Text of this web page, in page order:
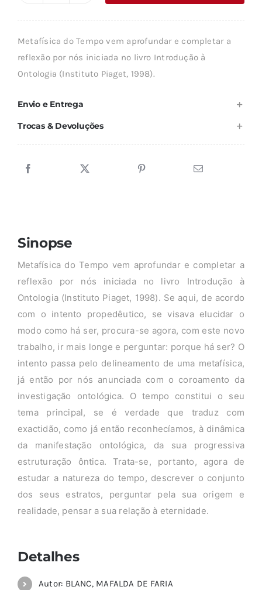
era:
é:
Metafísica do Tempo vem aprofundar e completar a
reflexão por nós iniciada no livro Introdução à
Ontologia (Instituto Piaget, 1998).
Envio e Entrega
Trocas & Devoluções
Sinopse
Metafísica do Tempo vem aprofundar e completar a
reflexão por nós iniciada no livro Introdução à
Ontologia (Instituto Piaget, 1998). Se aqui, de acordo
com o intento propedêutico, se visava elucidar o
modo como há ser, procura-se agora, com este novo
trabalho, ir mais longe e perguntar: porque há ser? O
intento passa pelo delineamento de uma metafísica,
já então por nós anunciada com o coroamento da
investigação ontológica. O tempo constitui o seu
tema principal, se é verdade que traduz com
exactidão, como já então reconhecíamos, à dinâmica
da manifestação ontológica, da sua progressiva
estruturação ôntica. Trata-se, portanto, agora de
estudar a natureza do tempo, descrever o conjunto
dos seus estratos, perguntar pela sua origem e
realidade, pensar a sua relação à eternidade.
Detalhes
Autor: BLANC, MAFALDA DE FARIA